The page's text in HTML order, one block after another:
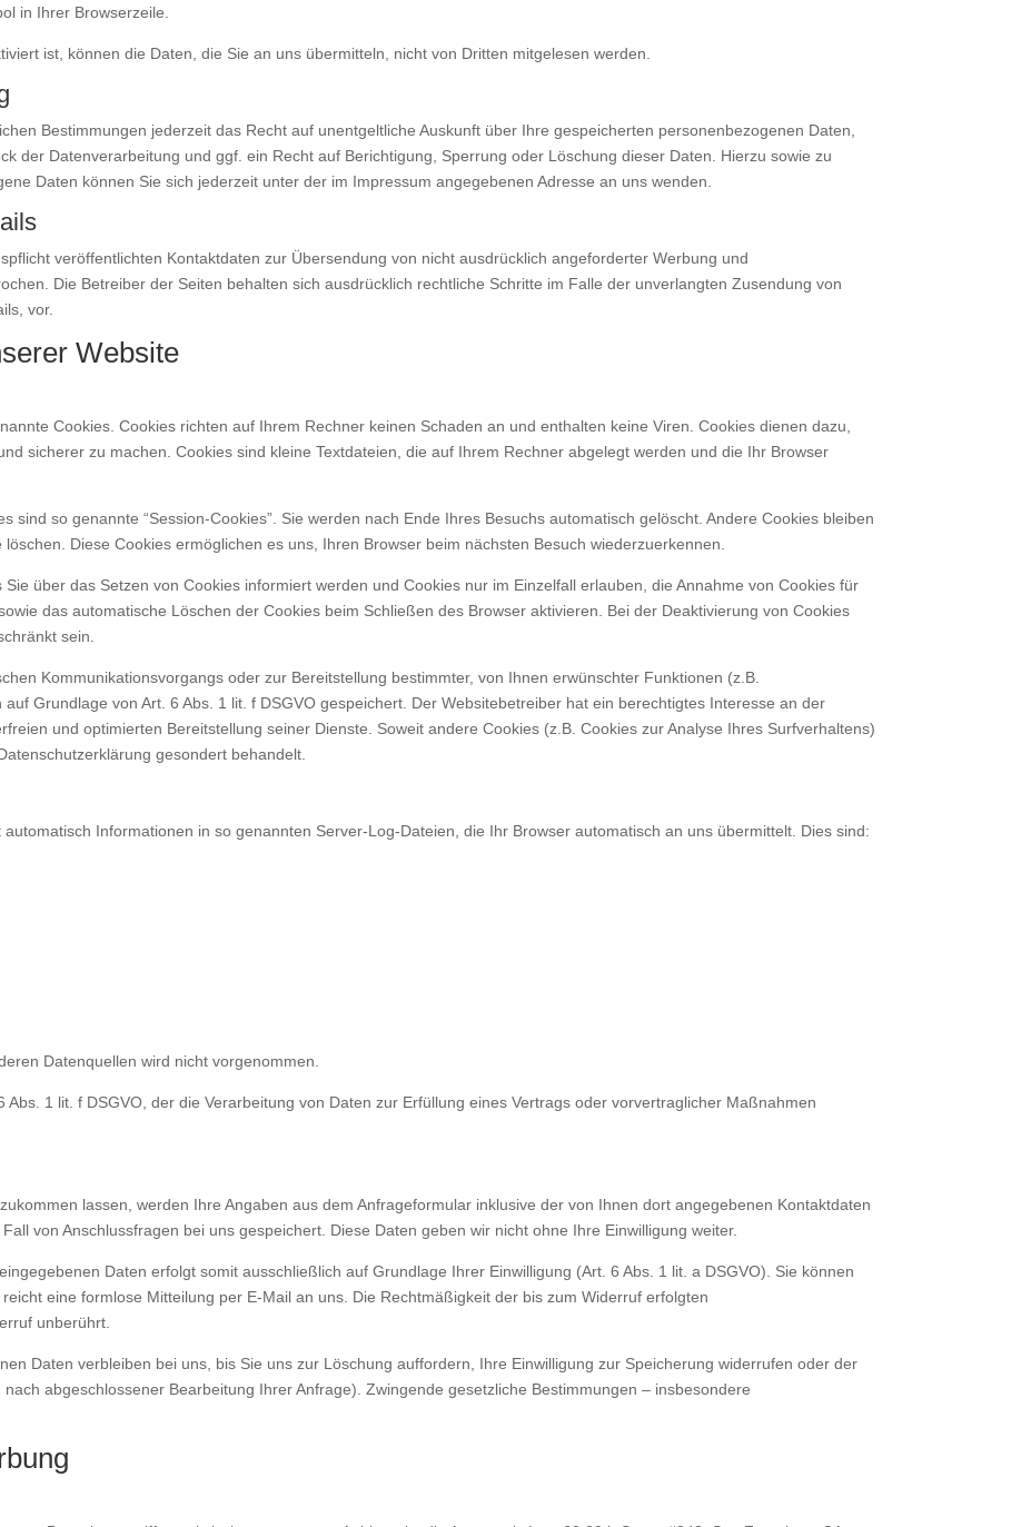
in Ihrer Browserzeile.
ist, können die Daten, die Sie an uns übermitteln, nicht von Dritten mitgelesen werden.
Bestimmungen jederzeit das Recht auf unentgeltliche Auskunft über Ihre gespeicherten personenbezogenen Daten,
der Datenverarbeitung und ggf. ein Recht auf Berichtigung, Sperrung oder Löschung dieser Daten. Hierzu sowie zu
Daten können Sie sich jederzeit unter der im Impressum angegebenen Adresse an uns wenden.
veröffentlichten Kontaktdaten zur Übersendung von nicht ausdrücklich angeforderter Werbung und
Die Betreiber der Seiten behalten sich ausdrücklich rechtliche Schritte im Falle der unverlangten Zusendung von
vor.
Website
Cookies. Cookies richten auf Ihrem Rechner keinen Schaden an und enthalten keine Viren. Cookies dienen dazu,
sicherer zu machen. Cookies sind kleine Textdateien, die auf Ihrem Rechner abgelegt werden und die Ihr Browser
sind so genannte “Session-Cookies”. Sie werden nach Ende Ihres Besuchs automatisch gelöscht. Andere Cookies bleiben
Diese Cookies ermöglichen es uns, Ihren Browser beim nächsten Besuch wiederzuerkennen.
über das Setzen von Cookies informiert werden und Cookies nur im Einzelfall erlauben, die Annahme von Cookies für
das automatische Löschen der Cookies beim Schließen des Browser aktivieren. Bei der Deaktivierung von Cookies
sein.
Kommunikationsvorgangs oder zur Bereitstellung bestimmter, von Ihnen erwünschter Funktionen (z.B.
Grundlage von Art. 6 Abs. 1 lit. f DSGVO gespeichert. Der Websitebetreiber hat ein berechtigtes Interesse an der
und optimierten Bereitstellung seiner Dienste. Soweit andere Cookies (z.B. Cookies zur Analyse Ihres Surfverhaltens)
gesondert behandelt.
Informationen in so genannten Server-Log-Dateien, die Ihr Browser automatisch an uns übermittelt. Dies sind:
Datenquellen wird nicht vorgenommen.
1 lit. f DSGVO, der die Verarbeitung von Daten zur Erfüllung eines Vertrags oder vorvertraglicher Maßnahmen
lassen, werden Ihre Angaben aus dem Anfrageformular inklusive der von Ihnen dort angegebenen Kontaktdaten
von Anschlussfragen bei uns gespeichert. Diese Daten geben wir nicht ohne Ihre Einwilligung weiter.
Daten erfolgt somit ausschließlich auf Grundlage Ihrer Einwilligung (Art. 6 Abs. 1 lit. a DSGVO). Sie können
eine formlose Mitteilung per E-Mail an uns. Die Rechtmäßigkeit der bis zum Widerruf erfolgten
unberührt.
Daten verbleiben bei uns, bis Sie uns zur Löschung auffordern, Ihre Einwilligung zur Speicherung widerrufen oder der
abgeschlossener Bearbeitung Ihrer Anfrage). Zwingende gesetzliche Bestimmungen – insbesondere